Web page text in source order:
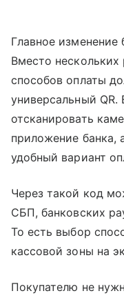
Главное изменение
Вместо
способов оплаты
универсальный
отсканировать
приложение банка,
удобный вариант
Через такой код
СБП, банковских
То есть выбор
кассовой зоны на
Покупателю не